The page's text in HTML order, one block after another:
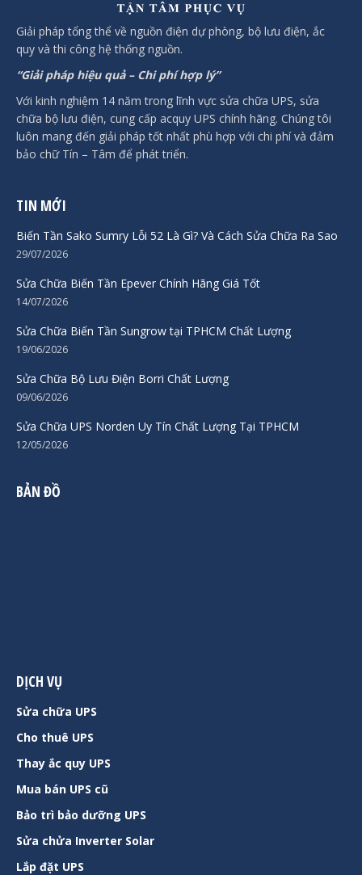
Giải pháp tổng thể về nguồn điện dự phòng, bộ lưu điện, ắc
quy và thi công hệ thống nguồn.
“Giải pháp hiệu quả – Chi phí hợp lý”
Với kinh nghiệm 14 năm trong lĩnh vực sửa chữa UPS, sửa
chữa bộ lưu điện, cung cấp acquy UPS chính hãng. Chúng tôi
luôn mang đến giải pháp tốt nhất phù hợp với chi phí và đảm
bảo chữ Tín – Tâm để phát triển.
TIN MỚI
Biến Tần Sako Sumry Lỗi 52 Là Gì? Và Cách Sửa Chữa Ra Sao
29/07/2026
Sửa Chữa Biến Tần Epever Chính Hãng Giá Tốt
14/07/2026
Sửa Chữa Biến Tần Sungrow tại TPHCM Chất Lượng
19/06/2026
Sửa Chữa Bộ Lưu Điện Borri Chất Lượng
09/06/2026
Sửa Chữa UPS Norden Uy Tín Chất Lượng Tại TPHCM
12/05/2026
BẢN ĐỒ
DỊCH VỤ
Sửa chữa UPS
Cho thuê UPS
Thay ắc quy UPS
Mua bán UPS cũ
Bảo trì bảo dưỡng UPS
Sửa chửa Inverter Solar
Lắp đặt UPS